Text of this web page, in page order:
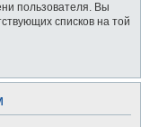
пользователя. Вы
списков на той